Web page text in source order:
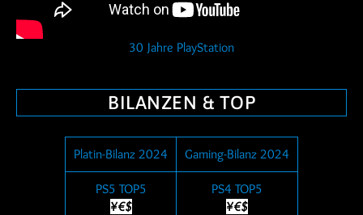
30 Jahre PlayStation
BILANZEN & TOP
Platin-Bilanz 2024 Gaming-Bilanz 2024
PS5 TOP5
¥€$
PS4 TOP5
¥€$